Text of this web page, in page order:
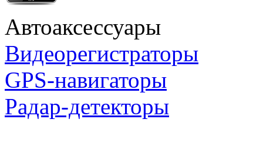
Автоаксессуары
Видеорегистраторы
GPS-навигаторы
Радар-детекторы